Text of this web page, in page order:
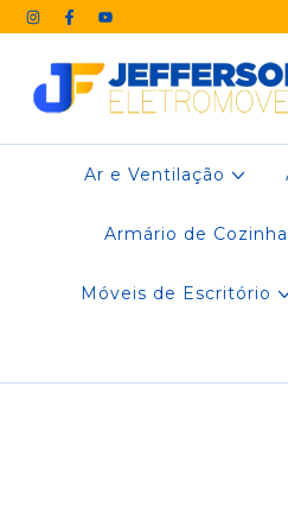
Ar e Ventilação
Armário de Cozinha
Móveis de Escritório